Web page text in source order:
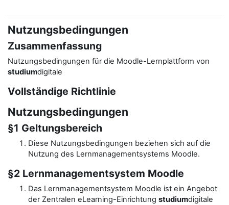
Nutzungsbedingungen
Zusammenfassung
Nutzungsbedingungen für die Moodle-Lernplattform von
studiumdigitale
Vollständige Richtlinie
Nutzungsbedingungen
§1 Geltungsbereich
Diese Nutzungsbedingungen beziehen sich auf die
Nutzung des Lernmanagementsystems Moodle.
§2 Lernmanagementsystem Moodle
Das Lernmanagementsystem Moodle ist ein Angebot
der Zentralen eLearning-Einrichtung studiumdigitale